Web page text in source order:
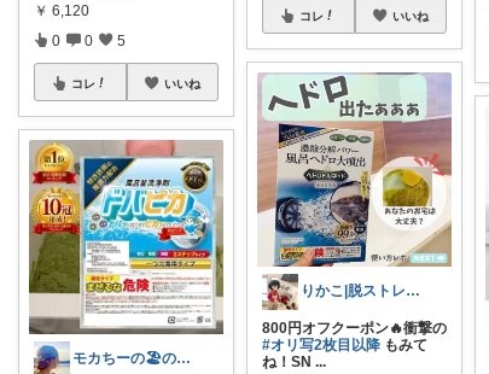
￥ 6,120
0 0 5
コレ いいね
モカちーの🏖️のんびりライフ🐈✨
コレ いいね
りかこ|脱ストレスを目指す看護師ママ
800円オフクーポン🔥衝撃の
#オリ写2枚目以降 もみて
ね！SN ...